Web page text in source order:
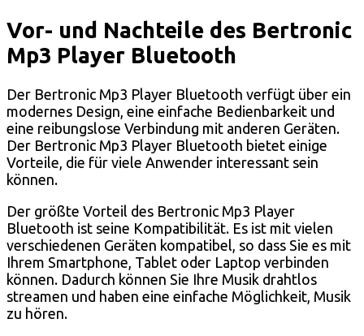
Vor- und Nachteile des Bertronic
Mp3 Player Bluetooth
Der Bertronic Mp3 Player Bluetooth verfügt über ein
modernes Design, eine einfache Bedienbarkeit und
eine reibungslose Verbindung mit anderen Geräten.
Der Bertronic Mp3 Player Bluetooth bietet einige
Vorteile, die für viele Anwender interessant sein
können.
Der größte Vorteil des Bertronic Mp3 Player
Bluetooth ist seine Kompatibilität. Es ist mit vielen
verschiedenen Geräten kompatibel, so dass Sie es mit
Ihrem Smartphone, Tablet oder Laptop verbinden
können. Dadurch können Sie Ihre Musik drahtlos
streamen und haben eine einfache Möglichkeit, Musik
zu hören.